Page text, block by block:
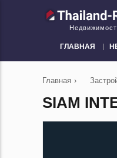
ГЛАВНАЯ
Главная ›
SIAM